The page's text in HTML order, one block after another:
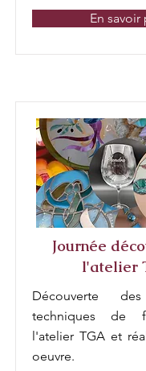
En savoir
Journée
l'atelier
Découverte
techniques de
l'atelier TGA et
oeuvre.